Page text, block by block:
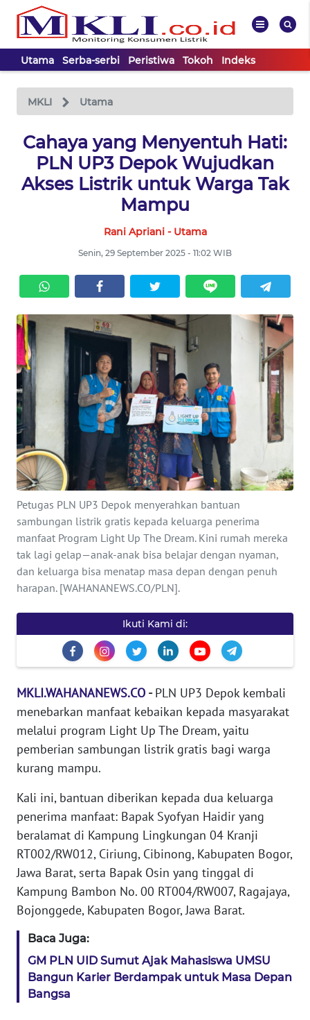
Utama Serba-serbi Peristiwa Tokoh Indeks
MKLI Utama
Cahaya yang Menyentuh Hati:
PLN UP3 Depok Wujudkan
Akses Listrik untuk Warga Tak
Mampu
Rani Apriani - Utama
Senin, 29 September 2025 - 11:02 WIB
Petugas PLN UP3 Depok menyerahkan bantuan
sambungan listrik gratis kepada keluarga penerima
manfaat Program Light Up The Dream. Kini rumah mereka
tak lagi gelap—anak-anak bisa belajar dengan nyaman,
dan keluarga bisa menatap masa depan dengan penuh
harapan. [WAHANANEWS.CO/PLN].
Ikuti Kami di:
MKLI.WAHANANEWS.CO -PLN UP3 Depok kembali
menebarkan manfaat kebaikan kepada masyarakat
melalui program Light Up The Dream, yaitu
pemberian sambungan listrik gratis bagi warga
kurang mampu.
Kali ini, bantuan diberikan kepada dua keluarga
penerima manfaat: Bapak Syofyan Haidir yang
beralamat di Kampung Lingkungan 04 Kranji
RT002/RW012, Ciriung, Cibinong, Kabupaten Bogor,
Jawa Barat, serta Bapak Osin yang tinggal di
Kampung Bambon No. 00 RT004/RW007, Ragajaya,
Bojonggede, Kabupaten Bogor, Jawa Barat.
Baca Juga:
GM PLN UID Sumut Ajak Mahasiswa UMSU
Bangun Karier Berdampak untuk Masa Depan
Bangsa
TV
Tutup
UTAMA
SERBA-
SERBI
TOKOH
INDEKS
BERITA
KONTAK
KAMI
INFO
IKLAN
TENTANG
KAMI
PEDOMAN
MEDIA
SIBER
REDAKSI
Wahana
News
Regional
SUMUT
WN
JAKARTA
JABAR
WN
WN